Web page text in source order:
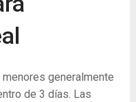
generalmente
de 3 días. Las